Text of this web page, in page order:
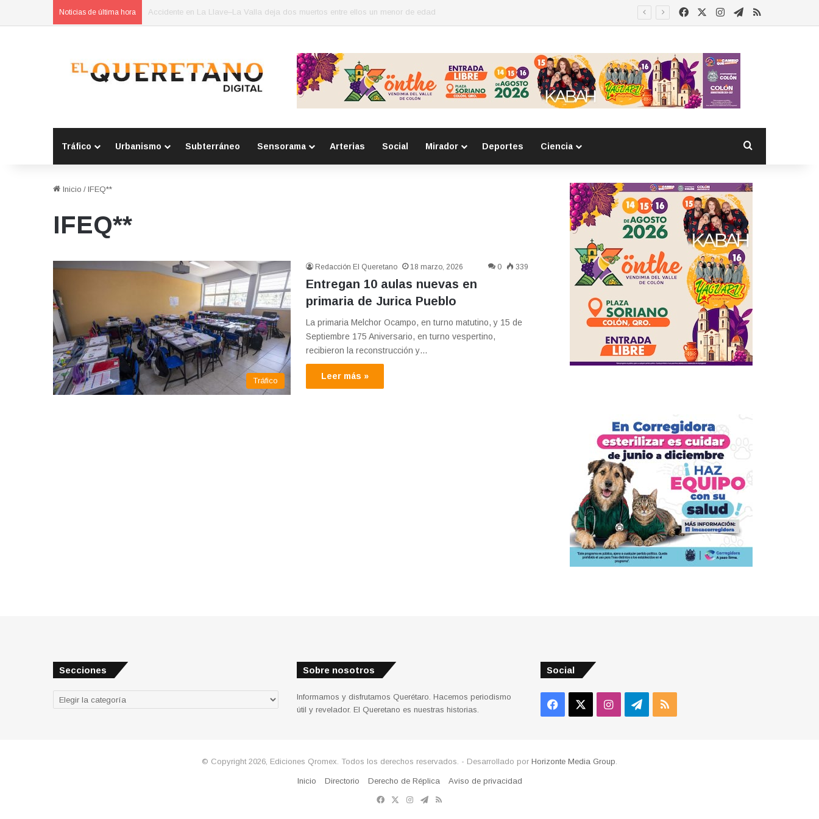
Noticias de última hora POES asegura vehículo relacionado con robos a comercio con violencia en Querétaro y Guanajuato; hay un detenido FacebookInstagram
Telegram
RSS
Tráfico Urbanismo Subterráneo Sensorama Arterias Social Mirador Deportes Ciencia
Inicio / IFEQ**
IFEQ**
Tráfico
Redacción El Queretano 18 marzo, 2026 0 339
Entregan 10 aulas nuevas en
primaria de Jurica Pueblo
La primaria Melchor Ocampo, en turno matutino, y 15 de
Septiembre 175 Aniversario, en turno vespertino,
recibieron la reconstrucción y…
Leer más »
Secciones
Secciones
Sobre nosotros
Informamos y disfrutamos Querétaro. Hacemos periodismo
útil y revelador. El Queretano es nuestras historias.
Social
Facebook InstagramTelegram
RSS
© Copyright 2026, Ediciones Qromex. Todos los derechos reservados. - Desarrollado por Horizonte Media Group.
Inicio Directorio Derecho de Réplica
Aviso de privacidad
Facebook
X Instagram
Telegram
RSS